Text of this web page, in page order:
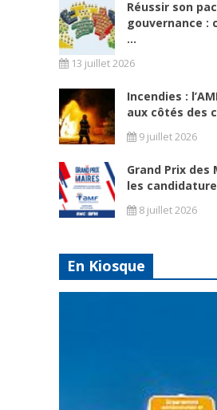
Réussir son
gouvernance :
...
13 juillet 2026
Incendies :
aux côtés des
9 juillet 2026
Grand Prix des
les
8 juillet 2026
En Kiosque